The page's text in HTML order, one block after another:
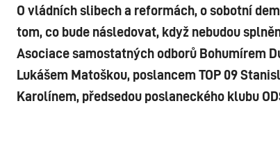
O vládních slibech a reformách, o sobotní
tom, co bude následovat, když nebudou
Asociace samostatných odborů Bohumírem
Lukášem Matoškou, poslancem TOP 09
Karolínem, předsedou poslaneckého klubu